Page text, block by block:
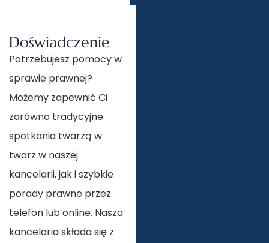
Doświadczenie
Potrzebujesz pomocy w
sprawie prawnej?
Możemy zapewnić Ci
zarówno tradycyjne
spotkania twarzą w
twarz w naszej
kancelarii, jak i szybkie
porady prawne przez
telefon lub online. Nasza
kancelaria składa się z